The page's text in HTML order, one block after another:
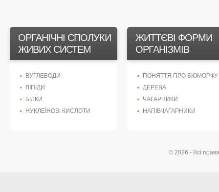
ОРГАНІЧНІ СПОЛУКИ
ЖИВИХ СИСТЕМ
ВУГЛЕВОДИ
ЛІПІДИ
БІЛКИ
НУКЛЕЇНОВІ КИСЛОТИ
ЖИТТЄВІ ФОРМИ
ОРГАНІЗМІВ
ПОНЯТТЯ ПРО БІОМОРФУ
ДЕРЕВА
ЧАГАРНИКИ
НАПІВЧАГАРНИКИ
© 2026 - Всі